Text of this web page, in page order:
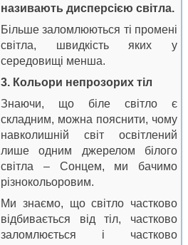
називають дисперсією світла.
Більше заломлюються ті промені
світла, швидкість яких у
середовищі менша.
3. Кольори непрозорих тіл
Знаючи, що біле світло є
складним, можна пояснити, чому
навколишній світ освітлений
лише одним джерелом білого
світла – Сонцем, ми бачимо
різнокольоровим.
Ми знаємо, що світло частково
відбивається від тіл, частково
заломлюється і частково